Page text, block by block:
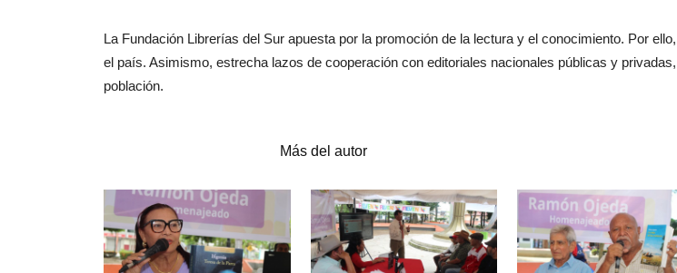
La Fundación Librerías del Sur apuesta por la promoción de la lectura y el conocimiento. Por
el país. Asimismo, estrecha lazos de cooperación con editoriales nacionales públicas y
población.
Más del autor